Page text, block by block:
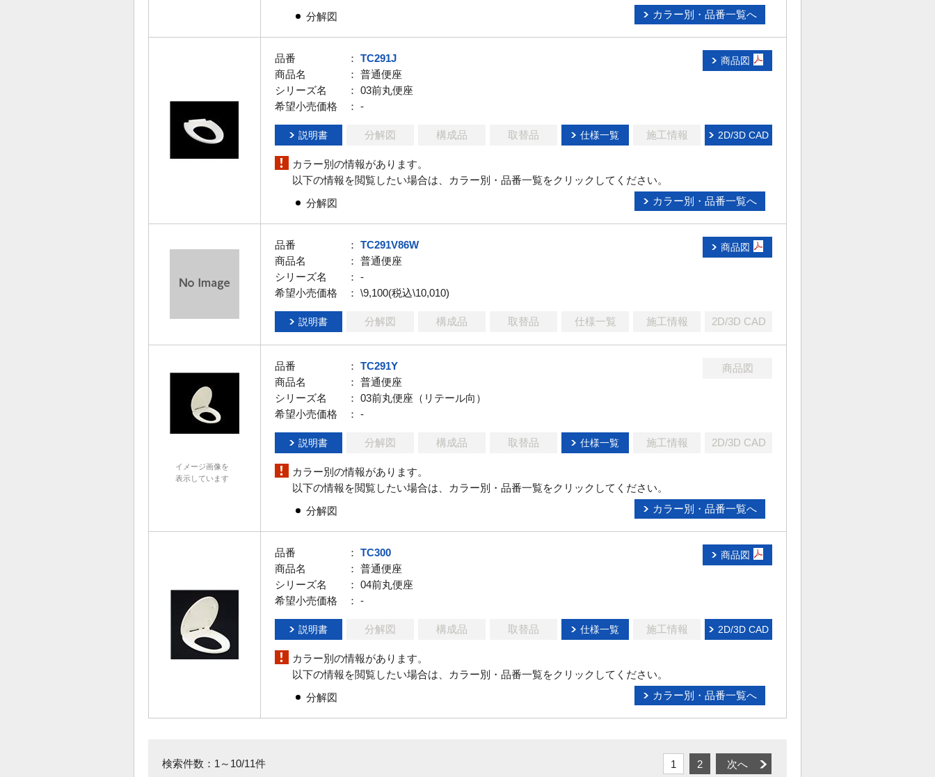
分解図
カラー別・品番一覧へ
品番 ： TC291J
商品名
： 普通便座
シリーズ名
： 03前丸便座
希望小売価格
： -
商品図
説明書 分解図 構成品 取替品 仕様一覧 施工情報 2D/3D CAD
カラー別の情報があります。
以下の情報を閲覧したい場合は、カラー別・品番一覧をクリックしてください。
分解図
カラー別・品番一覧へ
品番 ： TC291V86W
商品名
： 普通便座
シリーズ名
： -
希望小売価格
： \9,100(税込\10,010)
商品図
説明書 分解図 構成品 取替品 仕様一覧 施工情報 2D/3D CAD
イメージ画像を
表示しています
品番 ： TC291Y
商品名
： 普通便座
シリーズ名
： 03前丸便座（リテール向）
希望小売価格
： -
商品図
説明書 分解図 構成品 取替品 仕様一覧 施工情報 2D/3D CAD
カラー別の情報があります。
以下の情報を閲覧したい場合は、カラー別・品番一覧をクリックしてください。
分解図
カラー別・品番一覧へ
品番 ： TC300
商品名
： 普通便座
シリーズ名
： 04前丸便座
希望小売価格
： -
商品図
説明書 分解図 構成品 取替品 仕様一覧 施工情報 2D/3D CAD
カラー別の情報があります。
以下の情報を閲覧したい場合は、カラー別・品番一覧をクリックしてください。
分解図
カラー別・品番一覧へ
検索件数：1～10/11件 1 2 次へ